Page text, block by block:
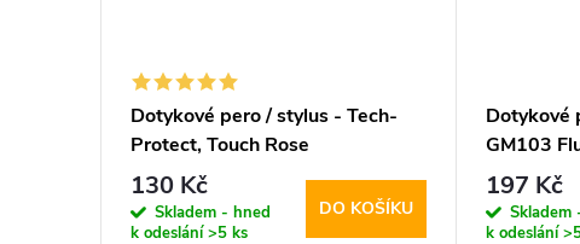
Dotykové pero / stylus - Tech-
Protect, Touch Rose
130 Kč
Skladem - hned
k odeslání>5 ks
DO KOŠÍKU
Dotykové
GM103
197 Kč
Skladem
k odeslání